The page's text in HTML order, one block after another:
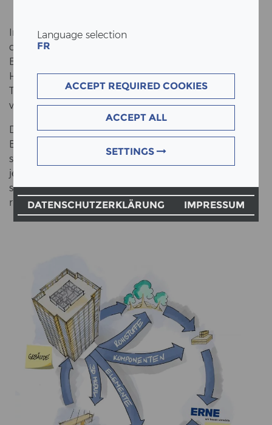
Language selection
FR
ACCEPT REQUIRED COOKIES
ACCEPT ALL
SETTINGS
DATENSCHUTZERKLÄRUNG IMPRESSUM
Im Rah­men des "maneco fo­rums", einem be­deu­ten­
den Netz­werk für Ma­nage­ment und Öko­no­mie im
Bau­we­sen, hat der Ge­schäfts­füh­rer von ERNE AG
Holz­bau, Pa­trick Suter, am 19. April 2023 über das
Thema «Alles Holz oder was? Zu­ta­ten für das Bauen
von mor­gen» re­fe­riert.
Denn ist Holz wirk­lich die All-​in-One-Lösung für alle
Bau­pro­jek­te? Oder soll­te sich die Bau­wirt­schaft bes­
ser auf den rich­ti­gen Ma­te­ri­al­mix kon­zen­trie­ren? In
jedem Fall soll­te der scho­nen­de Um­gang mit Res­
sour­cen und eine ef­fek­ti­ve Ma­te­ri­al­di­ät höchs­te Prio­
ri­tät haben.